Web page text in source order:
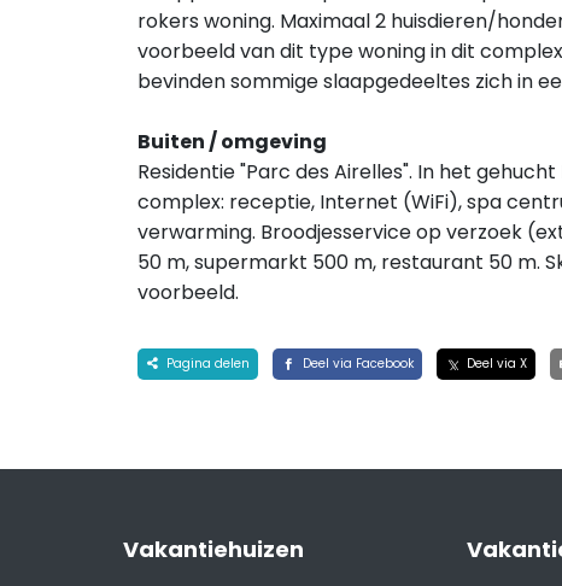
rokers woning. Maximaal 2 huisdieren/
voorbeeld van dit type woning in dit
bevinden sommige slaapgedeeltes zich in
Buiten / omgeving
Residentie "Parc des Airelles". In het
complex: receptie, Internet (WiFi), spa
verwarming. Broodjesservice op verzoek
50 m, supermarkt 500 m, restaurant 50 m.
voorbeeld.
Pagina delen Deel via Facebook Deel via X
Vakantiehuizen